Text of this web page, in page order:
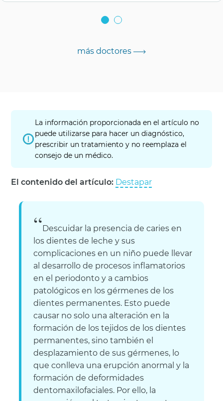
más doctores
La información proporcionada en el artículo no
puede utilizarse para hacer un diagnóstico,
prescribir un tratamiento y no reemplaza el
consejo de un médico.
El contenido del artículo: Destapar
Descuidar la presencia de caries en
los dientes de leche y sus
complicaciones en un niño puede llevar
al desarrollo de procesos inflamatorios
en el periodonto y a cambios
patológicos en los gérmenes de los
dientes permanentes. Esto puede
causar no solo una alteración en la
formación de los tejidos de los dientes
permanentes, sino también el
desplazamiento de sus gérmenes, lo
que conlleva una erupción anormal y la
formación de deformidades
dentomaxilofaciales. Por ello, la